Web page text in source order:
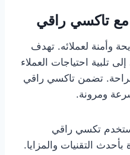
تاكسي راقي
وأمنة لعملائه. تهدف
تلبية احتياجات العملاء
تضمن تاكسي راقي
ومرونة.
تكسي راقي
التقنيات والمزايا.